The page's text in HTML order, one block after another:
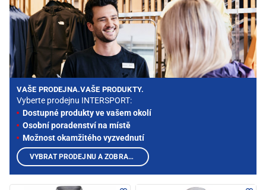
VAŠE PRODEJNA.VAŠE PRODUKTY.
Vyberte prodejnu INTERSPORT:
Dostupné produkty ve vašem okolí
Osobní poradenství na místě
Možnost okamžitého vyzvednutí
VYBRAT PRODEJNU A ZOBRAZIT PRODUKTY